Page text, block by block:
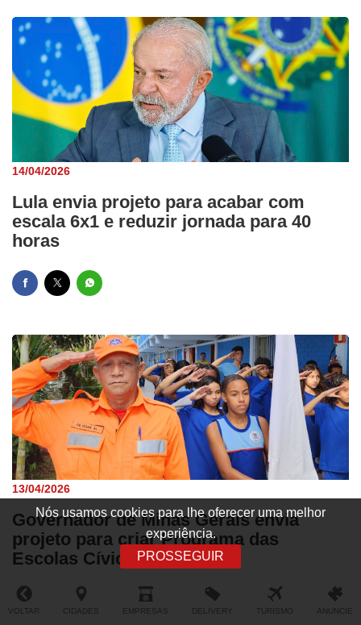
Nós usamos cookies para lhe oferecer uma melhor
experiência.
PROSSEGUIR
14/04/2026
Lula envia projeto para acabar com
escala 6x1 e reduzir jornada para 40
horas
13/04/2026
Governador de Minas Gerais envia
projeto para criar Programa das
Escolas Cívico-Militares
VOLTAR CIDADES EMPRESAS DELIVERY TURISMO ANUNCIE